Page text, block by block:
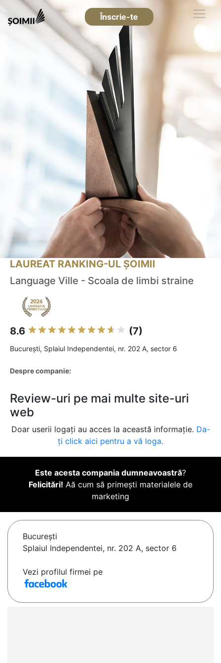
Înscrie-te
LAUREAT RANKING-UL ȘOIMII
Language Ville - Scoala de limbi straine
8.6 (7)
Bucureşti, Splaiul Independentei, nr. 202 A, sector 6
Despre companie:
Review-uri pe mai multe site-uri
web
Doar userii logați au acces la această informație. Da-
ți click aici pentru a vă loga.
Este acesta compania dumneavoastră?
Felicitări! Aă cum să primești materialele de
marketing
Bucureşti
Splaiul Independentei, nr. 202 A, sector 6
Vezi profilul firmei pe